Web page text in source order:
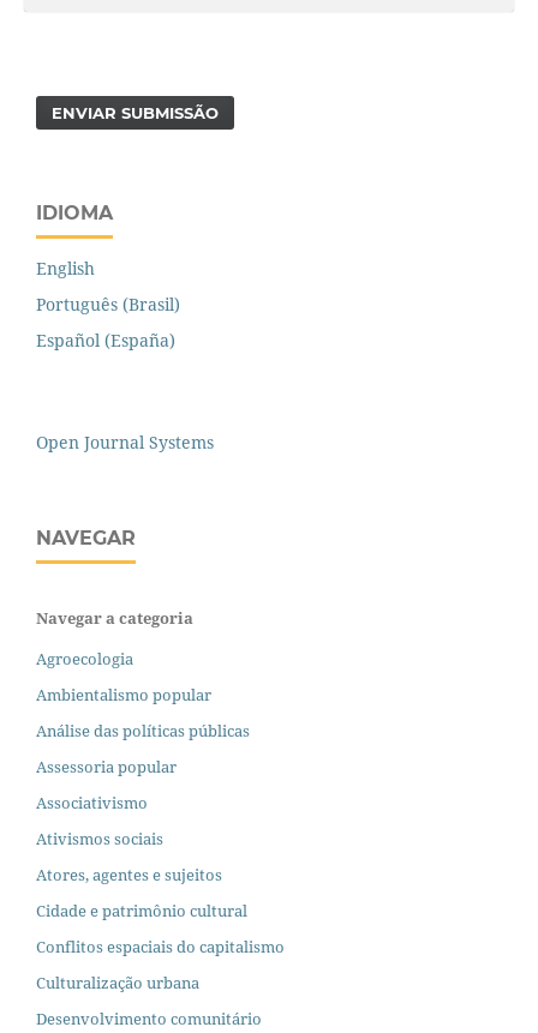
ENVIAR SUBMISSÃO
IDIOMA
English
Português (Brasil)
Español (España)
Open Journal Systems
NAVEGAR
Navegar a categoria
Agroecologia
Ambientalismo popular
Análise das políticas públicas
Assessoria popular
Associativismo
Ativismos sociais
Atores, agentes e sujeitos
Cidade e patrimônio cultural
Conflitos espaciais do capitalismo
Culturalização urbana
Desenvolvimento comunitário